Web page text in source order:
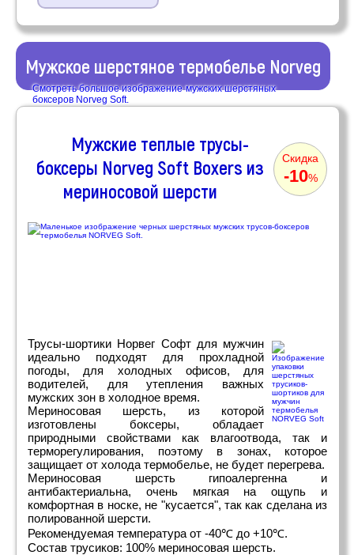
Мужское шерстяное термобелье Norveg
Мужские теплые трусы-
боксеры Norveg Soft Boxers из
мериносовой шерсти
Скидка
-10%
Смотреть большое изображение мужских шерстяных
боксеров Norveg Soft.
Трусы-шортики Норвег Софт для мужчин
идеально подходят для прохладной
погоды, для холодных офисов, для
водителей, для утепления важных
мужских зон в холодное время.
Мериносовая шерсть, из которой
изготовлены боксеры, обладает
природными свойствами как влагоотвода, так и
терморегулирования, поэтому в зонах, которое
защищает от холода термобелье, не будет перегрева.
Мериносовая шерсть гипоалергенна и
антибактериальна, очень мягкая на ощупь и
комфортная в носке, не "кусается", так как сделана из
полированной шерсти.
Рекомендуемая температура от -40℃ до +10℃.
Состав трусиков: 100% мериносовая шерсть.